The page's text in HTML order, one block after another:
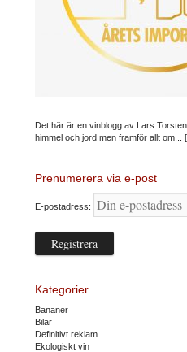
Det här är en vinblogg av Lars
himmel och jord men framför allt om...
Prenumerera via e-post
E-postadress:
Kategorier
Bananer
Bilar
Definitivt reklam
Ekologiskt vin